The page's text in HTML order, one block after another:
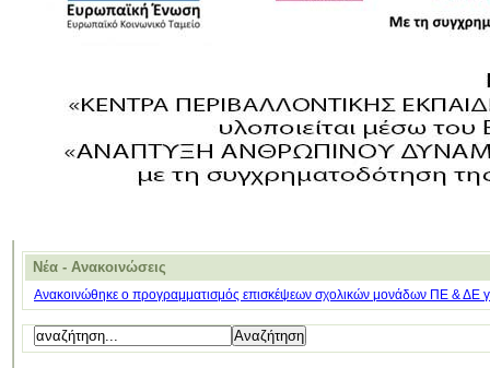
Νέα - Ανακοινώσεις
Ανακοινώθηκε ο προγραμματισμός επισκέψεων σχολικών μονάδων ΠΕ & ΔΕ